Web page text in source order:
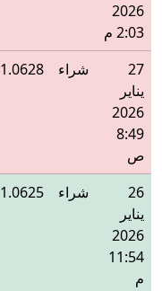
2026
2:03 م
27
يناير
2026
8:49
ص
شراء 1.0628
26
يناير
2026
11:54
م
شراء 1.0625